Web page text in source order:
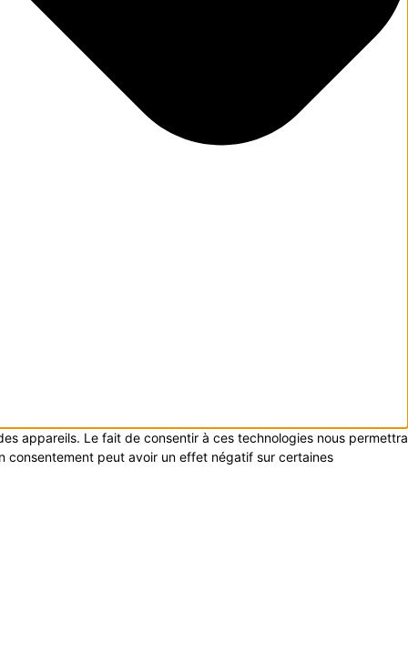
appareils. Le fait de consentir à ces technologies nous permettra
consentement peut avoir un effet négatif sur certaines